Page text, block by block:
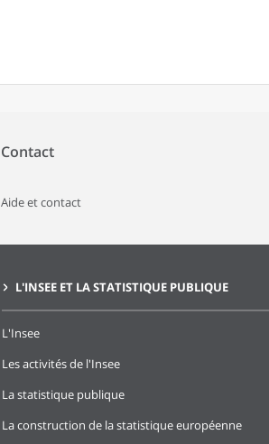
Contact
Aide et contact
L'INSEE ET LA STATISTIQUE PUBLIQUE
L'Insee
Les activités de l'Insee
La statistique publique
La construction de la statistique européenne